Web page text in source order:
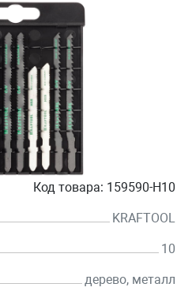
Код товара: 159590-H10
KRAFTOOL
10
дерево, металл